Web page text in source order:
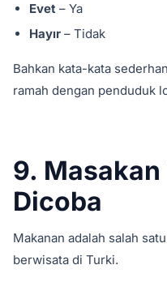
Evet – Ya
Hayır – Tidak
Bahkan kata-kata
ramah dengan penduduk
9.
Dicoba
Makanan adalah salah
berwisata di Turki.